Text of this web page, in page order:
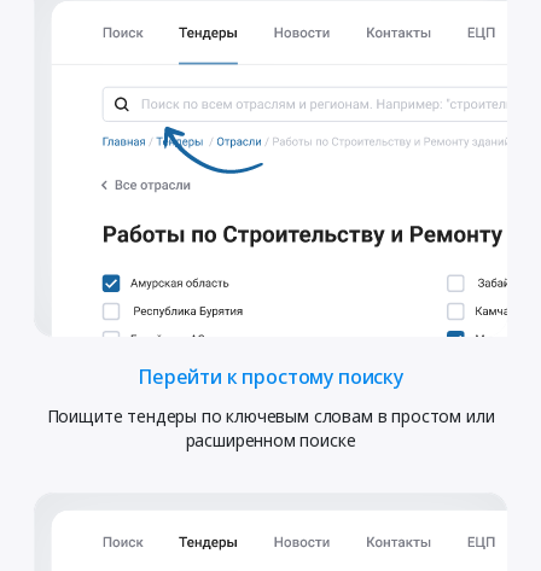
Перейти к простому поиску
Поищите тендеры по ключевым словам в простом или
расширенном поиске